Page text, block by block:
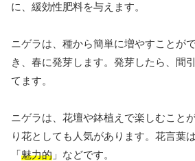
に、緩効性肥料を与えます。
ニゲラは、種から簡単に増やすことが
き、春に発芽します。発芽したら、間
てます。
ニゲラは、花壇や鉢植えで楽しむこと
り花としても人気があります。花言葉
「魅力的 」などです。